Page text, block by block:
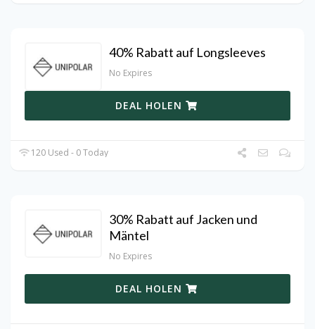
40% Rabatt auf Longsleeves
No Expires
DEAL HOLEN
120 Used - 0 Today
30% Rabatt auf Jacken und
Mäntel
No Expires
DEAL HOLEN